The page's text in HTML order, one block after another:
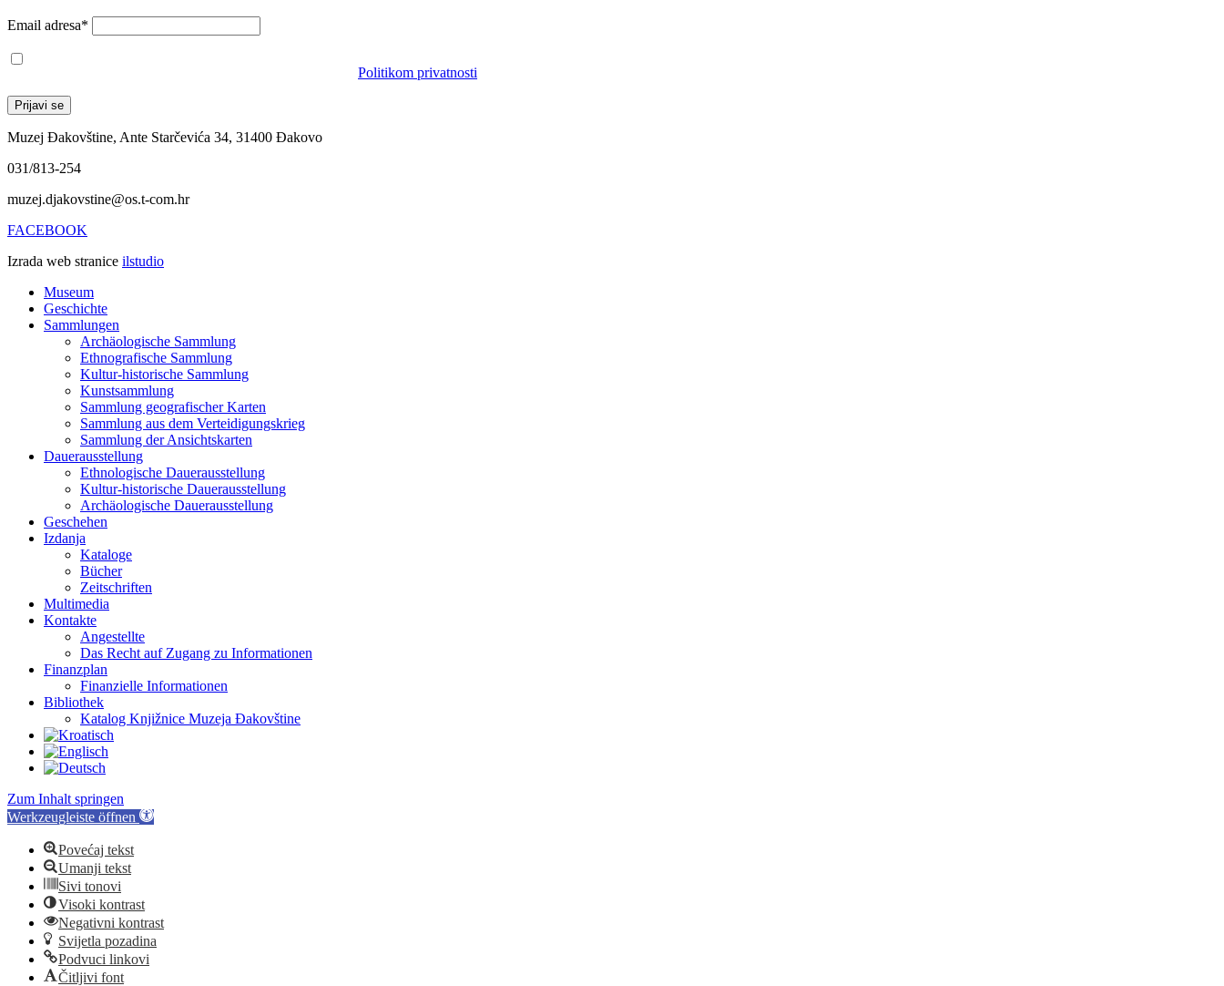
Email adresa*
Politikom privatnosti
Muzej Đakovštine, Ante Starčevića 34, 31400 Đakovo
031/813-254
muzej.djakovstine@os.t-com.hr
FACEBOOK
Izrada web stranice ilstudio
Museum
Geschichte
Sammlungen
Archäologische Sammlung
Ethnografische Sammlung
Kultur-historische Sammlung
Kunstsammlung
Sammlung geografischer Karten
Sammlung aus dem Verteidigungskrieg
Sammlung der Ansichtskarten
Dauerausstellung
Ethnologische Dauerausstellung
Kultur-historische Dauerausstellung
Archäologische Dauerausstellung
Geschehen
Izdanja
Kataloge
Bücher
Zeitschriften
Multimedia
Kontakte
Angestellte
Das Recht auf Zugang zu Informationen
Finanzplan
Finanzielle Informationen
Bibliothek
Katalog Knjižnice Muzeja Đakovštine
Zum Inhalt springen
Werkzeugleiste öffnen
Povećaj tekst
Umanji tekst
Sivi tonovi
Visoki kontrast
Negativni kontrast
Svijetla pozadina
Podvuci linkovi
Čitljivi font